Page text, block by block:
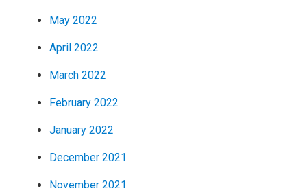
May 2022
April 2022
March 2022
February 2022
January 2022
December 2021
November 2021